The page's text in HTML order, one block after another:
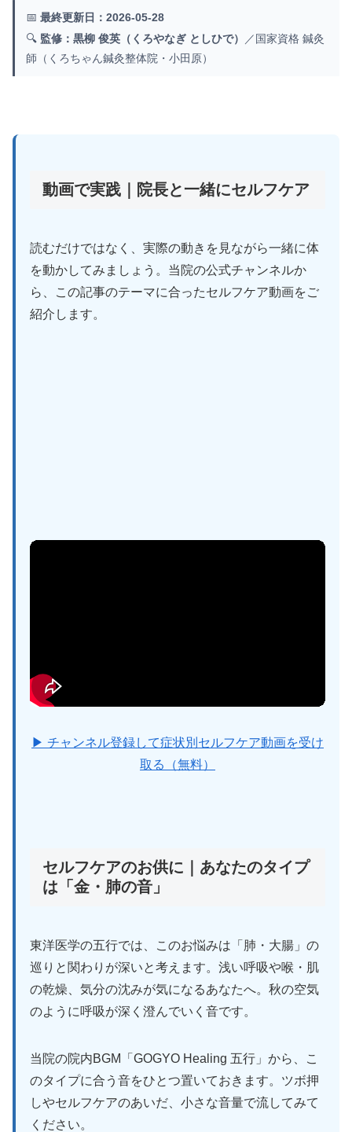
📅 最終更新日：2026-05-28
🔍 監修：黒柳 俊英（くろやなぎ としひで）
／国家資格 鍼灸
師（くろちゃん鍼灸整体院・小田原）
動画で実践｜院長と一緒にセルフケア
読むだけではなく、実際の動きを見ながら一緒に体
を動かしてみましょう。当院の公式チャンネルか
ら、この記事のテーマに合ったセルフケア動画をご
紹介します。
▶ チャンネル登録して症状別セルフケア動画を受け
取る（無料）
セルフケアのお供に｜あなたのタイプ
は「金・肺の音」
東洋医学の五行では、このお悩みは「肺・大腸」の
巡りと関わりが深いと考えます。浅い呼吸や喉・肌
の乾燥、気分の沈みが気になるあなたへ。秋の空気
のように呼吸が深く澄んでいく音です。
当院の院内BGM「GOGYO Healing 五行」から、こ
のタイプに合う音をひとつ置いておきます。ツボ押
しやセルフケアのあいだ、小さな音量で流してみて
ください。